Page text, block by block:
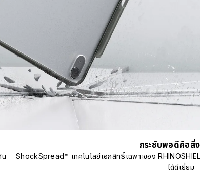
น
กระชับพอดีคือสิ่
ShockSpread™ เทคโนโลยีเอกสิทธิ์เฉพาะของ
ได้ดีเยี่ยม